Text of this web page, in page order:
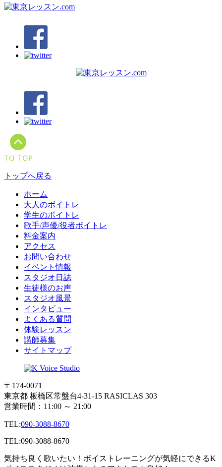
トップへ戻る
ホーム
大人のボイトレ
学生のボイトレ
歌手/声優/役者ボイトレ
料金案内
アクセス
お問い合わせ
イベント情報
スタジオ日誌
生徒様のお声
スタジオ風景
インタビュー
よくある質問
体験レッスン
講師募集
サイトマップ
〒174-0071
東京都 板橋区常盤台4-31-15 RASICLAS 303
営業時間：11:00 ～ 21:00
TEL:090-3088-8670
TEL:090-3088-8670
気持ち良く歌いたい！ボイストレーニングが気軽にできるK